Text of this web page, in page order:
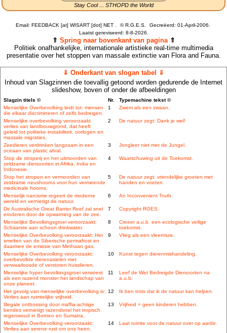
Stay Cool ... STHOPD the World
Email: FEEDBACK [at] WISART [dot] NET . ©R.G.E.S.
Gecreëerd: 01-April-2006.
Laatst gereviseerd: 8-8-2026.
⇑ Spring naar bovenkant van pagina⇑
Politiek onafhankelijke, internationale artistieke real-time multimedia
presentatie over het stoppen van massale extinctie van Flora and Fauna.
⇓ Onderkant van slogan tabel ⇓
Inhoud van Slagzinnen die toevallig getoond worden gedurende de Internet
slideshow, boven of onder de afbeeldingen
Slagzin titels © Nr.
Typemachine tekst ©
Menselijke Overbevolking leidt tot: mensen
die elkaar discrimineren of zelfs bedreigen.
1 Zwem als een zwaan.
Menselijke overbevolking veroorzaakt
verlies van landbouwgrond, dat heeft
geleid tot politieke instabiliteit, oorlogen en
massale migraties.
2 De natuur zegt: Dank je wel!
Zeedieren verdrinken langzaam in een
oceaan van plastic afval.
3 Jongleer niet met de Jungel.
Stop de stroperij en het uitmoorden van
zeldzame diersoorten in Afrika, India en
Indonesie.
4 Waarschuwing uit de Toekomst.
Stop het stropen en vermoorden van
zeldzame neushoorns voor hun vermeende
medicinale hoorns.
5
De natuur zegt: vriendelijke groeten met
handen en voeten.
Menselijk narcisme regeert de moderne
wereld en vernietigt de natuur.
6 An Inconvenient Truth.
De Australische Great Barrier Reef zal snel
eroderen door de opwarming van de zee.
7 Copyright RGES.
Menselijke Bevolkingsgroei veroorzaakt:
Schaarste aan schoon drinkwater.
8
Creeer a.u.b. een ecologische veilige
toekomst.
Menselijke Overbevolking veroorzaakt: Het
smelten van de Siberische permafrost en
daarmee de emissie van Methaan gas.
9 Vlieg als een vleermuis.
Menselijke Overbevolking veroorzaakt:
overbevolkte dierenasielen met
verwaarloosde of verstoten huisdieren.
10 Kunst tegen dierenmishandeling.
Menselijke hyper bevolkingsgroei verwoest
als een razend monster het landschap van
onze planeet.
11
Leef de Wet Bedreigde Diersoorten na
a.u.b.
Het gevolg van menselijke overbevolking is:
Verlies aan ruimtelijke vrijheid.
12 Ik ben trots dat ik de natuur kan helpen.
Illegale ontbossing door maffia-achtige
bendes vernietigt razendsnel het tropisch
regenwoud in Borneo en Sumatra.
13 Vrijheid = geen kinderen hebben.
Menselijke Overbevolking veroorzaakt:
Verlies aan serene rust om ons heen.
14 Laat ruimte voor de natuur over op aarde.